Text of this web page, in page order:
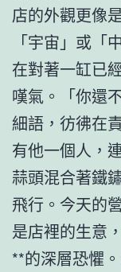
店的外觀更像
「宇宙」或「
在對著一缸已
嘆氣。「你還
細語，彷彿在
有他一個人，
蒜頭混合著鐵
飛行。今天的
是店裡的生意
**的深層恐懼